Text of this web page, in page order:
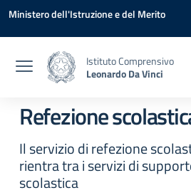
Vai ai contenuti
Vai al menu di navigazione
Vai al footer
Ministero dell'Istruzione e del Merito
Istituto Comprensivo
Leonardo Da Vinci
Refezione
Il servizio di refezione
rientra tra i servizi di
scolastica